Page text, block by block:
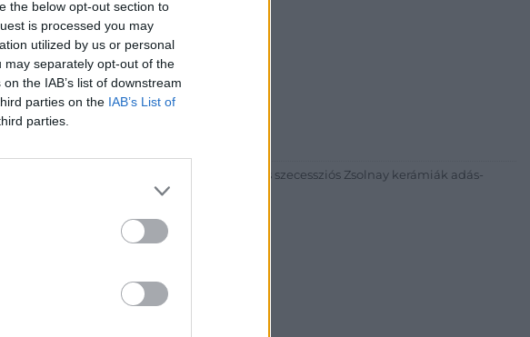
the below opt-out section to
is processed you may
utilized by us or personal
may separately opt-out of the
the IAB’s list of downstream
parties on the IAB’s List of
parties.
Judit Galéria
Zsófia
Galéria Kft.
Falk Miksa u. 30
1-312-2071, 269-4681 269-4681
19. és 20. századi magyar festészet és szecessziós Zsolnay kerámiák adás-
aukciók évente 3 alkalommal.